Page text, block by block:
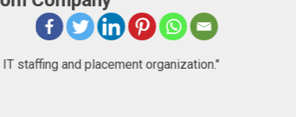
that goes beyond just consulting, they help